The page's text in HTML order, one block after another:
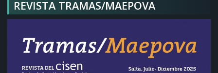
REVISTA TRAMAS/MAEPOVA